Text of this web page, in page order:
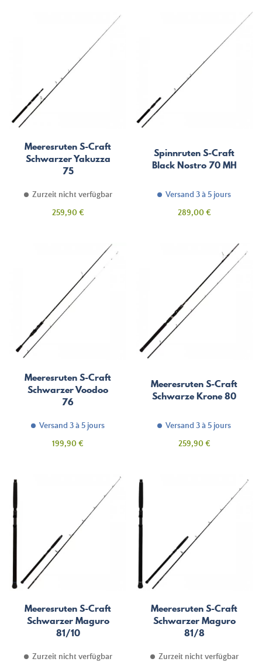
Meeresruten S-Craft
Schwarzer Yakuzza
75
Zurzeit nicht verfügbar
Preis
259,90 €
Spinnruten S-Craft
Black Nostro 70 MH
Versand 3 à 5 jours
Preis
289,00 €
Meeresruten S-Craft
Schwarzer Voodoo
76
Versand 3 à 5 jours
Preis
199,90 €
Meeresruten S-Craft
Schwarze Krone 80
Versand 3 à 5 jours
Preis
259,90 €
Meeresruten S-Craft
Schwarzer Maguro
81/10
Zurzeit nicht verfügbar
Meeresruten S-Craft
Schwarzer Maguro
81/8
Zurzeit nicht verfügbar